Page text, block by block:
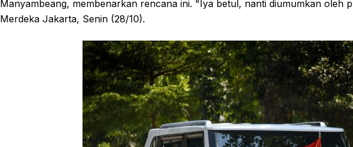
Manyambeang, membenarkan rencana ini. "Iya betul, nanti diumumkan oleh
Merdeka Jakarta, Senin (28/10).